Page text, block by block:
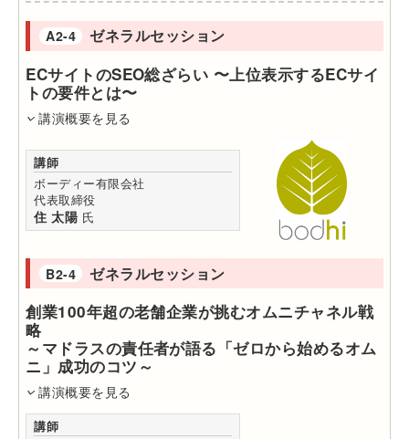
A2-4 ゼネラルセッション
ECサイトのSEO総ざらい 〜上位表示するECサイ
トの要件とは〜
講演概要を見る
講師
ボーディー有限会社
代表取締役
住 太陽 氏
B2-4 ゼネラルセッション
創業100年超の老舗企業が挑むオムニチャネル戦
略
～マドラスの責任者が語る「ゼロから始めるオム
ニ」成功のコツ～
講演概要を見る
講師